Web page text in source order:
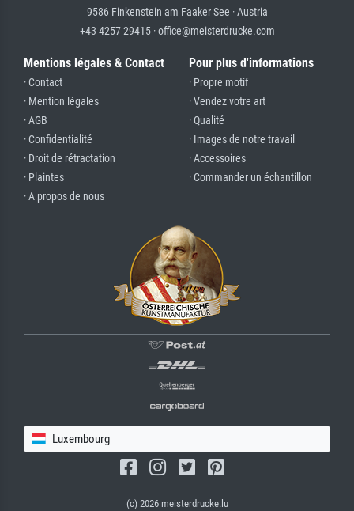
9586 Finkenstein am Faaker See · Austria
+43 4257 29415 · office@meisterdrucke.com
Mentions légales & Contact
· Contact
· Mention légales
· AGB
· Confidentialité
· Droit de rétractation
· Plaintes
· A propos de nous
Pour plus d'informations
· Propre motif
· Vendez votre art
· Qualité
· Images de notre travail
· Accessoires
· Commander un échantillon
Luxembourg
(c) 2026 meisterdrucke.lu